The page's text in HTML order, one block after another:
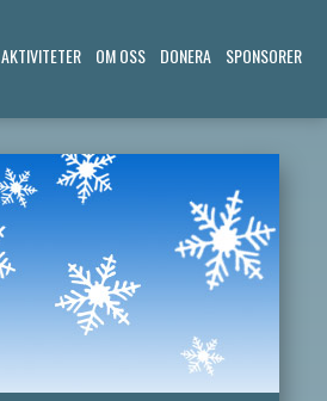
AKTIVITETER OM OSS DONERA SPONSORER